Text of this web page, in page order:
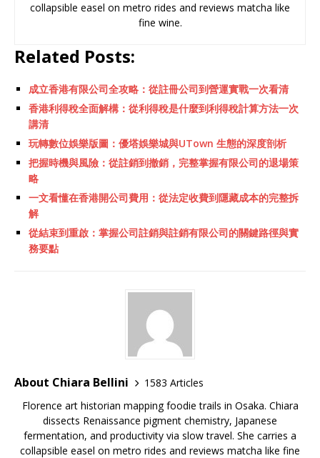
collapsible easel on metro rides and reviews matcha like
fine wine.
Related Posts:
成立香港有限公司全攻略：從註冊公司到營運實戰一次看清
香港利得稅全面解構：從利得稅是什麼到利得稅計算方法一次
講清
玩轉數位娛樂版圖：優塔娛樂城與UTown 生態的深度剖析
把握時機與風險：從註銷到撤銷，完整掌握有限公司的退場策
略
一文看懂在香港開公司費用：從法定收費到隱藏成本的完整拆
解
從結束到重啟：掌握公司註銷與註銷有限公司的關鍵路徑與實
務要點
About Chiara Bellini
1583 Articles
Florence art historian mapping foodie trails in Osaka. Chiara
dissects Renaissance pigment chemistry, Japanese
fermentation, and productivity via slow travel. She carries a
collapsible easel on metro rides and reviews matcha like fine